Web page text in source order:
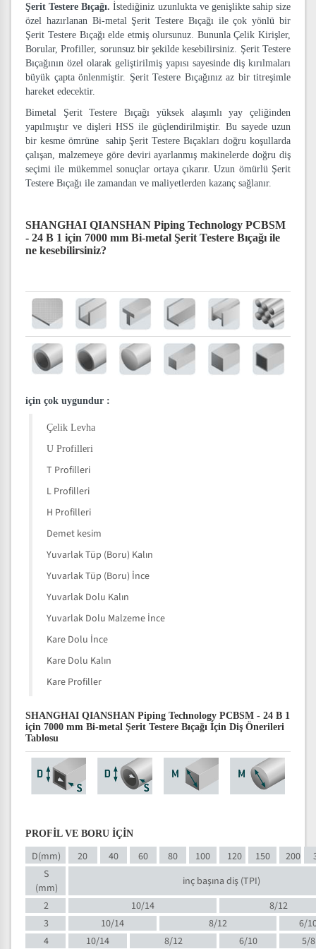
Şerit Testere Bıçağı.İstediğiniz uzunlukta ve genişlikte sahip size
özel hazırlanan Bi-metal Şerit Testere Bıçağı ile çok yönlü bir
Şerit Testere Bıçağı elde etmiş olursunuz. Bununla Çelik Kirişler,
Borular, Profiller, sorunsuz bir şekilde kesebilirsiniz. Şerit Testere
Bıçağının özel olarak geliştirilmiş yapısı sayesinde diş kırılmaları
büyük çapta önlenmiştir. Şerit Testere Bıçağınız az bir titreşimle
hareket edecektir.
Bimetal Şerit Testere Bıçağı yüksek alaşımlı yay çeliğinden
yapılmıştır ve dişleri HSS ile güçlendirilmiştir. Bu sayede uzun
bir kesme ömrüne sahip Şerit Testere Bıçakları doğru koşullarda
çalışan, malzemeye göre deviri ayarlanmış makinelerde doğru diş
seçimi ile mükemmel sonuçlar ortaya çıkarır. Uzun ömürlü Şerit
Testere Bıçağı ile zamandan ve maliyetlerden kazanç sağlanır.
SHANGHAI QIANSHAN Piping Technology PCBSM
- 24 B 1 için 7000 mm Bi-metal Şerit Testere Bıçağı ile
ne kesebilirsiniz?
için çok uygundur :
Çelik Levha
U Profilleri
T Profilleri
L Profilleri
H Profilleri
Demet kesim
Yuvarlak Tüp (Boru) Kalın
Yuvarlak Tüp (Boru) İnce
Yuvarlak Dolu Kalın
Yuvarlak Dolu Malzeme İnce
Kare Dolu İnce
Kare Dolu Kalın
Kare Profiller
SHANGHAI QIANSHAN Piping Technology PCBSM - 24 B 1
için 7000 mm Bi-metal Şerit Testere Bıçağı İçin Diş Önerileri
Tablosu
PROFİL VE BORU İÇİN
D(mm) 20 40 60 80 100 120 150 200
S
(mm)
inç başına diş (TPI)
2
10/14
8/12
3
10/14 8/12
6/
4
10/14 8/12 6/10
5/8